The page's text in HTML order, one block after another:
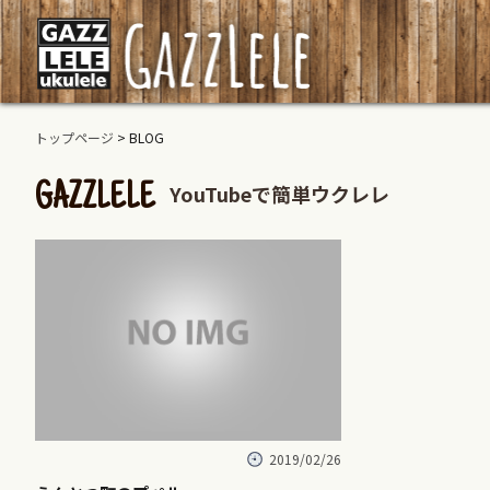
トップページ > BLOG
GAZZLELE YouTubeで簡単ウクレレ
2019/02/26